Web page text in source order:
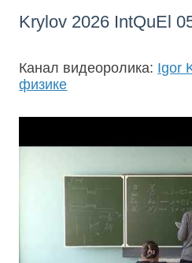
Krylov 2026 IntQuEl
Канал видеоролика: Igor
физике